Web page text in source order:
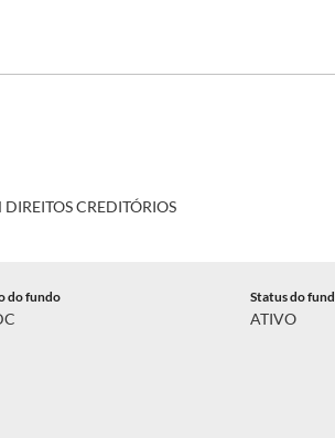
CREDITÓRIOS
do fundo Status do
ATIVO